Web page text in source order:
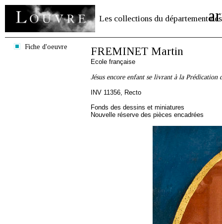
Les collections du département des
Fiche d'oeuvre FREMINET Martin
Ecole française
Jésus encore enfant se livrant à la Prédication
INV 11356, Recto
Fonds des dessins et miniatures
Nouvelle réserve des pièces encadrées